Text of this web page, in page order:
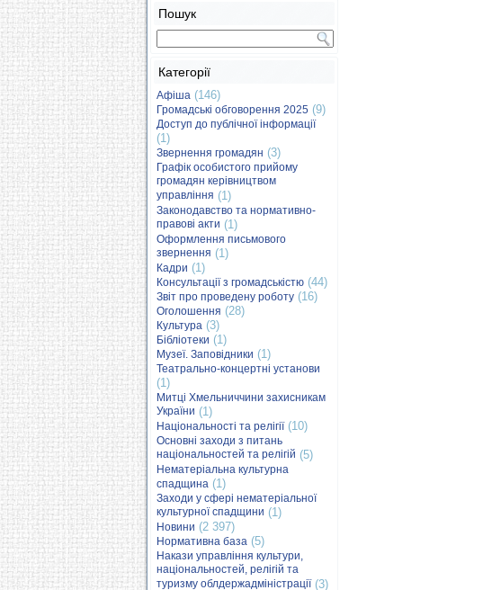
Пошук
Категорії
Афіша (146)
Громадські обговорення 2025 (9)
Доступ до публічної інформації
(1)
Звернення громадян (3)
Графік особистого прийому
громадян керівництвом
управління (1)
Законодавство та нормативно-
правові акти (1)
Оформлення письмового
звернення (1)
Кадри (1)
Консультації з громадськістю (44)
Звіт про проведену роботу (16)
Оголошення (28)
Культура (3)
Бібліотеки (1)
Музеї. Заповідники (1)
Театрально-концертні установи
(1)
Митці Хмельниччини захисникам
України (1)
Національності та релігії(10)
Основні заходи з питань
національностей та релігій (5)
Нематеріальна культурна
спадщина (1)
Заходи у сфері нематеріальної
культурної спадщини (1)
Новини (2 397)
Нормативна база (5)
Накази управління культури,
національностей, релігій та
туризму облдержадміністрації(3)